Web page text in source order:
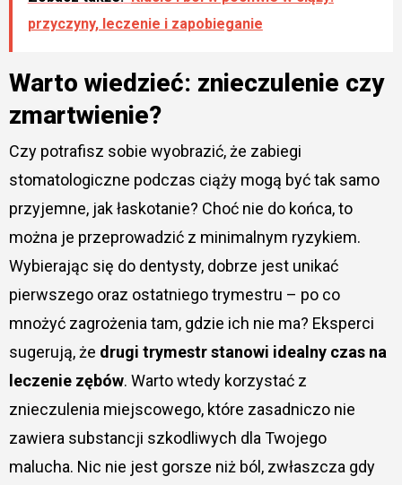
przyczyny, leczenie i zapobieganie
Warto wiedzieć: znieczulenie czy
zmartwienie?
Czy potrafisz sobie wyobrazić, że zabiegi
stomatologiczne podczas ciąży mogą być tak samo
przyjemne, jak łaskotanie? Choć nie do końca, to
można je przeprowadzić z minimalnym ryzykiem.
Wybierając się do dentysty, dobrze jest unikać
pierwszego oraz ostatniego trymestru – po co
mnożyć zagrożenia tam, gdzie ich nie ma? Eksperci
sugerują, że drugi trymestr stanowi idealny czas na
leczenie zębów. Warto wtedy korzystać z
znieczulenia miejscowego, które zasadniczo nie
zawiera substancji szkodliwych dla Twojego
malucha. Nic nie jest gorsze niż ból, zwłaszcza gdy